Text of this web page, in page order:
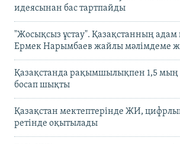
идеясынан бас тартпайды
"Жосықсыз ұстау". Қазақстанның
Ермек Нарымбаев жайлы мәлімдеме
Қазақстанда рақымшылықпен 1,5 мың
босап шықты
Қазақстан мектептерінде ЖИ, цифрлық
ретінде оқытылады